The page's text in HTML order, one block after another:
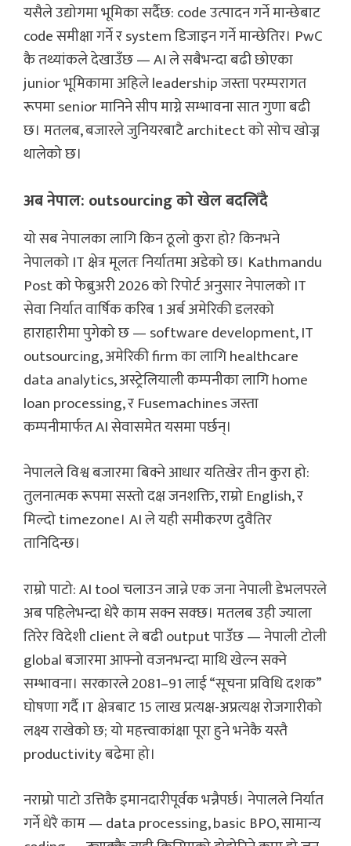
यसैले उद्योगमा भूमिका सर्दैछ: code उत्पादन गर्ने मान्छेबाट
code समीक्षा गर्ने र system डिजाइन गर्ने मान्छेतिर। PwC
कै तथ्यांकले देखाउँछ — AI ले सबैभन्दा बढी छोएका
junior भूमिकामा अहिले leadership जस्ता परम्परागत
रूपमा senior मानिने सीप माग्ने सम्भावना सात गुणा बढी
छ। मतलब, बजारले जुनियरबाटै architect को सोच खोज्न
थालेको छ।
अब नेपाल: outsourcing को खेल बदलिँदै
यो सब नेपालका लागि किन ठूलो कुरा हो? किनभने
नेपालको IT क्षेत्र मूलतः निर्यातमा अडेको छ। Kathmandu
Post को फेब्रुअरी 2026 को रिपोर्ट अनुसार नेपालको IT
सेवा निर्यात वार्षिक करिब 1 अर्ब अमेरिकी डलरको
हाराहारीमा पुगेको छ — software development, IT
outsourcing, अमेरिकी firm का लागि healthcare
data analytics, अस्ट्रेलियाली कम्पनीका लागि home
loan processing, र Fusemachines जस्ता
कम्पनीमार्फत AI सेवासमेत यसमा पर्छन्।
नेपालले विश्व बजारमा बिक्ने आधार यतिखेर तीन कुरा हो:
तुलनात्मक रूपमा सस्तो दक्ष जनशक्ति, राम्रो English, र
मिल्दो timezone। AI ले यही समीकरण दुवैतिर
तानिदिन्छ।
राम्रो पाटो: AI tool चलाउन जान्ने एक जना नेपाली डेभलपरले
अब पहिलेभन्दा धेरै काम सक्न सक्छ। मतलब उही ज्याला
तिरेर विदेशी client ले बढी output पाउँछ — नेपाली टोली
global बजारमा आफ्नो वजनभन्दा माथि खेल्न सक्ने
सम्भावना। सरकारले 2081–91 लाई “सूचना प्रविधि दशक”
घोषणा गर्दै IT क्षेत्रबाट 15 लाख प्रत्यक्ष-अप्रत्यक्ष रोजगारीको
लक्ष्य राखेको छ; यो महत्त्वाकांक्षा पूरा हुने भनेकै यस्तै
productivity बढेमा हो।
नराम्रो पाटो उत्तिकै इमानदारीपूर्वक भन्नैपर्छ। नेपालले निर्यात
गर्ने धेरै काम — data processing, basic BPO, सामान्य